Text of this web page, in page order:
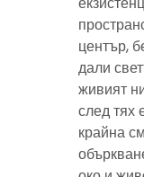
център,
дали
живият
след тях
крайна